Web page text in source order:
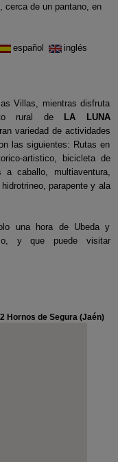
cerca de un pantano, en
español inglés
Villas, mientras disfruta
rural deLA LUNA
variedad de actividades
las siguientes: Rutas en
artistico, bicicleta de
a caballo, multiaventura,
parapente y ala
una hora de Ubeda y
y que puede visitar
Hornos de Segura (Jaén)